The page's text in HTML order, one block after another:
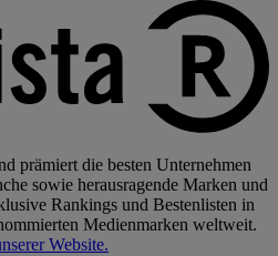
prämiert die besten Unternehmen
sowie herausragende Marken und
Rankings und Bestenlisten in
Medienmarken weltweit.
Website.